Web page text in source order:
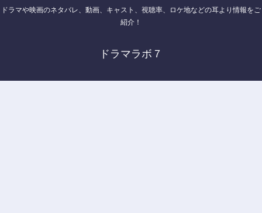
ドラマや映画のネタバレ、動画、キャスト、視聴率、ロケ地などの耳より情報をご
紹介！
ドラマラボ７